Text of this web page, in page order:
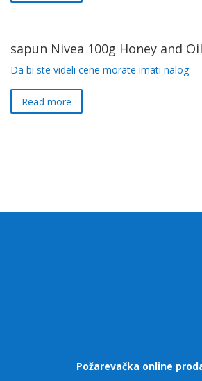
sapun Nivea 100g Honey and Oil
Da bi ste videli cene morate imati nalog
Read more
Požarevačka online